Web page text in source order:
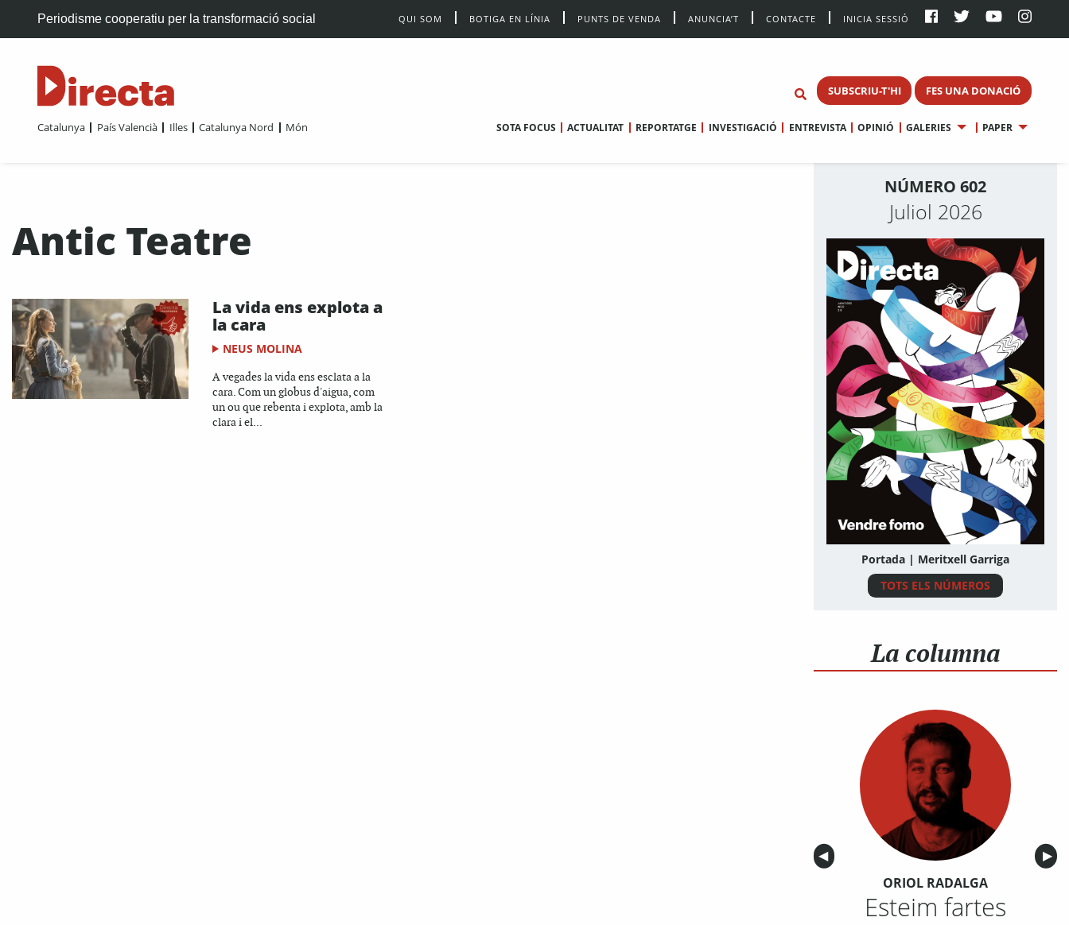
Periodisme cooperatiu per la transformació social QUI SOM BOTIGA EN LÍNIA PUNTS DE VENDA ANUNCIA’T CONTACTE INICIA SESSIÓ
SUBSCRIU-T'HI FES UNA DONACIÓ
Catalunya País Valencià Illes Catalunya Nord Món SOTA FOCUS ACTUALITAT REPORTATGE INVESTIGACIÓ ENTREVISTA OPINIÓ GALERIES PAPER
Antic Teatre
La vida ens explota a
la cara
NEUS MOLINA
A vegades la vida ens esclata a la
cara. Com un globus d'aigua, com
un ou que rebenta i explota, amb la
clara i el...
NÚMERO 602
Juliol 2026
Portada | Meritxell Garriga
TOTS ELS NÚMEROS
La columna
Anterior
◀︎ ▶︎
ORIOL RADALGA
Esteim fartes